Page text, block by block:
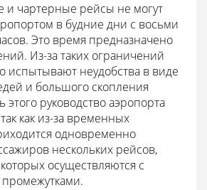
и чартерные рейсы не могут
в будние дни с восьми
Это время предназначено
Из-за таких ограничений
испытывают неудобства в виде
и большого скопления
руководство аэропорта
как из-за временных
одновременно
нескольких рейсов,
осуществляются с